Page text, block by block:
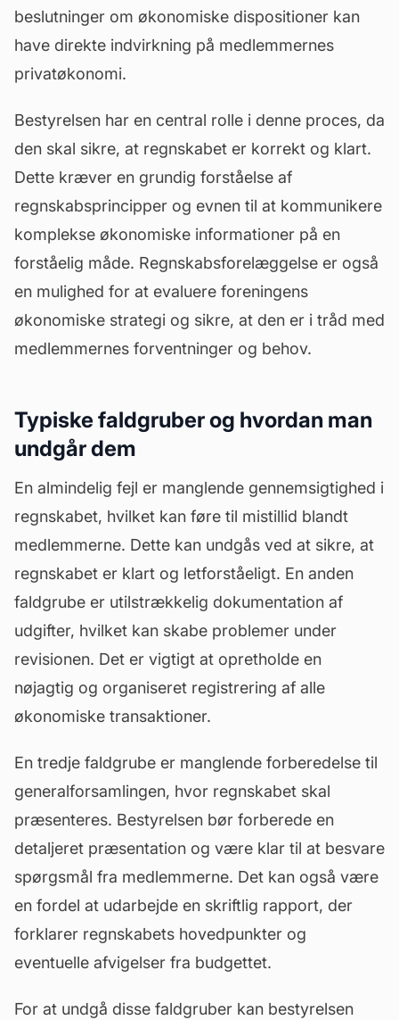
beslutninger om økonomiske dispositioner kan
have direkte indvirkning på medlemmernes
privatøkonomi.
Bestyrelsen har en central rolle i denne proces, da
den skal sikre, at regnskabet er korrekt og klart.
Dette kræver en grundig forståelse af
regnskabsprincipper og evnen til at kommunikere
komplekse økonomiske informationer på en
forståelig måde. Regnskabsforelæggelse er også
en mulighed for at evaluere foreningens
økonomiske strategi og sikre, at den er i tråd med
medlemmernes forventninger og behov.
Typiske faldgruber og hvordan man
undgår dem
En almindelig fejl er manglende gennemsigtighed i
regnskabet, hvilket kan føre til mistillid blandt
medlemmerne. Dette kan undgås ved at sikre, at
regnskabet er klart og letforståeligt. En anden
faldgrube er utilstrækkelig dokumentation af
udgifter, hvilket kan skabe problemer under
revisionen. Det er vigtigt at opretholde en
nøjagtig og organiseret registrering af alle
økonomiske transaktioner.
En tredje faldgrube er manglende forberedelse til
generalforsamlingen, hvor regnskabet skal
præsenteres. Bestyrelsen bør forberede en
detaljeret præsentation og være klar til at besvare
spørgsmål fra medlemmerne. Det kan også være
en fordel at udarbejde en skriftlig rapport, der
forklarer regnskabets hovedpunkter og
eventuelle afvigelser fra budgettet.
For at undgå disse faldgruber kan bestyrelsen